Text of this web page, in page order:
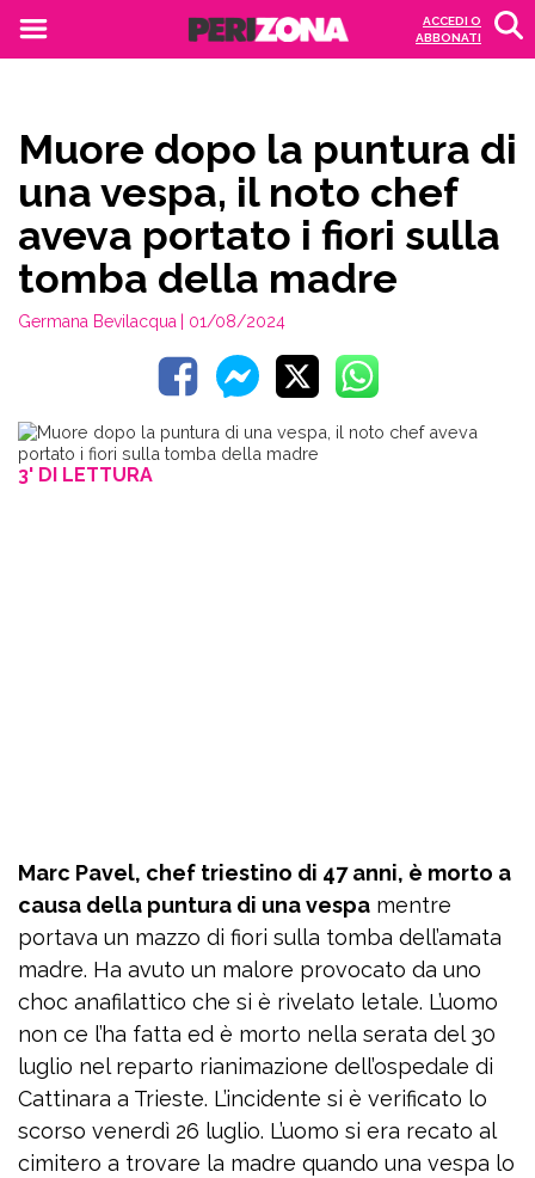
ACCEDI O
ABBONATI
Muore dopo la puntura di
una vespa, il noto chef
aveva portato i fiori sulla
tomba della madre
Germana Bevilacqua | 01/08/2024
3' DI LETTURA
Marc Pavel, chef triestino di 47 anni, è morto a
causa della puntura di una vespa mentre
portava un mazzo di fiori sulla tomba dell’amata
madre. Ha avuto un malore provocato da uno
choc anafilattico che si è rivelato letale. L’uomo
non ce l’ha fatta ed è morto nella serata del 30
luglio nel reparto rianimazione dell’ospedale di
Cattinara a Trieste. L’incidente si è verificato lo
scorso venerdì 26 luglio. L’uomo si era recato al
cimitero a trovare la madre quando una vespa lo